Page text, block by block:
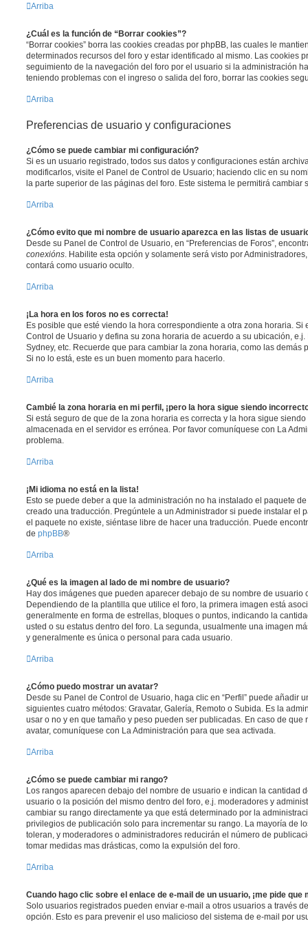
Arriba
¿Cuál es la función de “Borrar cookies”?
“Borrar cookies” borra las cookies creadas por phpBB, las cuales le
determinados recursos del foro y estar identificado al mismo. Las cookies
seguimiento de la navegación del foro por el usuario si la administración
teniendo problemas con el ingreso o salida del foro, borrar las cookies
Arriba
Preferencias de usuario y configuraciones
¿Cómo se puede cambiar mi configuración?
Si es un usuario registrado, todos sus datos y configuraciones están
modificarlos, visite el Panel de Control de Usuario; haciendo clic en su
la parte superior de las páginas del foro. Este sistema le permitirá cambiar
Arriba
¿Cómo evito que mi nombre de usuario aparezca en las listas de
Desde su Panel de Control de Usuario, en “Preferencias de Foros”,
conexións . Habilite esta opción y solamente será visto por
contará como usuario oculto.
Arriba
¡La hora en los foros no es correcta!
Es posible que esté viendo la hora correspondiente a otra zona horaria. Si
Control de Usuario y defina su zona horaria de acuerdo a su ubicación, e.j.
Sydney, etc. Recuerde que para cambiar la zona horaria, como las demás
Si no lo está, este es un buen momento para hacerlo.
Arriba
Cambié la zona horaria en mi perfil, ¡pero la hora sigue siendo
Si está seguro de que de la zona horaria es correcta y la hora sigue
almacenada en el servidor es errónea. Por favor comuníquese con La
problema.
Arriba
¡Mi idioma no está en la lista!
Esto se puede deber a que la administración no ha instalado el paquete
creado una traducción. Pregúntele a un Administrador si puede instalar el
el paquete no existe, siéntase libre de hacer una traducción. Puede
de phpBB®
Arriba
¿Qué es la imagen al lado de mi nombre de usuario?
Hay dos imágenes que pueden aparecer debajo de su nombre de usuario
Dependiendo de la plantilla que utilice el foro, la primera imagen está
generalmente en forma de estrellas, bloques o puntos, indicando la
usted o su estatus dentro del foro. La segunda, usualmente una imagen
y generalmente es única o personal para cada usuario.
Arriba
¿Cómo puedo mostrar un avatar?
Desde su Panel de Control de Usuario, haga clic en “Perfil” puede añadir
siguientes cuatro métodos: Gravatar, Galería, Remoto o Subida. Es la
usar o no y en que tamaño y peso pueden ser publicadas. En caso de
avatar, comuníquese con La Administración para que sea activada.
Arriba
¿Cómo se puede cambiar mi rango?
Los rangos aparecen debajo del nombre de usuario e indican la cantidad
usuario o la posición del mismo dentro del foro, e.j. moderadores y
cambiar su rango directamente ya que está determinado por la
privilegios de publicación solo para incrementar su rango. La mayoría de
toleran, y moderadores o administradores reducirán el número de
tomar medidas mas drásticas, como la expulsión del foro.
Arriba
Cuando hago clic sobre el enlace de e-mail de un usuario, ¡me pide que
Solo usuarios registrados pueden enviar e-mail a otros usuarios a través
opción. Esto es para prevenir el uso malicioso del sistema de e-mail por